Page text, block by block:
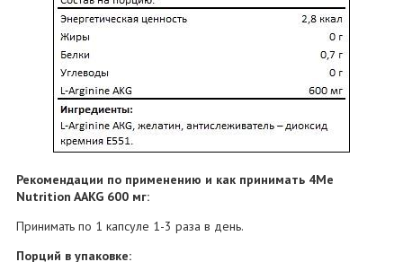
Рекомендации по применению и как принимать 4Me
Nutrition AAKG 600 мг:
Принимать по 1 капсуле 1-3 раза в день.
Порций в упаковке: